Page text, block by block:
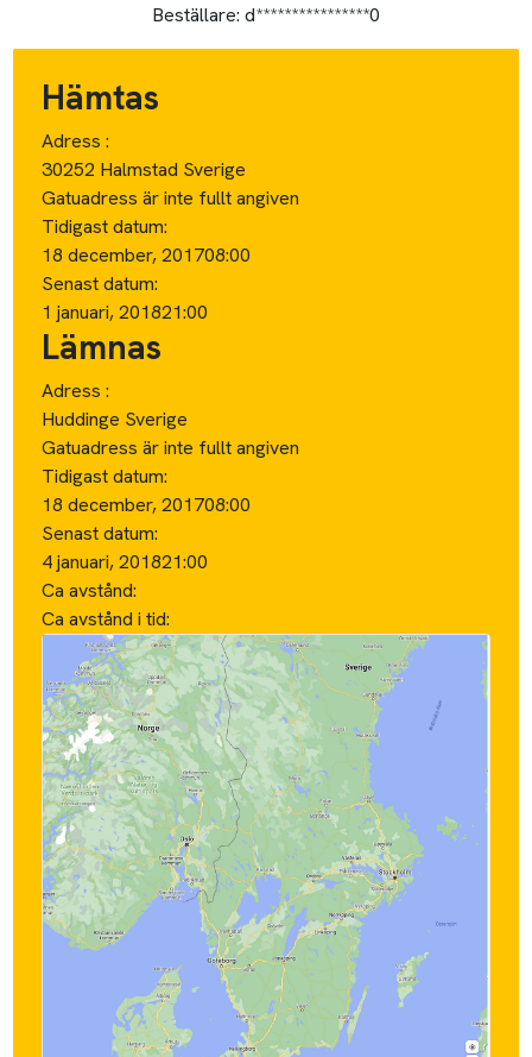
Beställare: d****************0
Hämtas
Adress :
30252 Halmstad Sverige
Gatuadress är inte fullt angiven
Tidigast datum:
18 december, 201708:00
Senast datum:
1 januari, 201821:00
Lämnas
Adress :
Huddinge Sverige
Gatuadress är inte fullt angiven
Tidigast datum:
18 december, 201708:00
Senast datum:
4 januari, 201821:00
Ca avstånd:
Ca avstånd i tid: